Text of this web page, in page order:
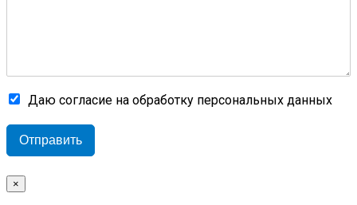
Даю согласие на обработку персональных данных
Отправить
×